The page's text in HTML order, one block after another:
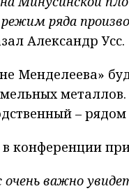
режим ряда
Александр Усс.
Менделеева»
–
в конференции
очень важно